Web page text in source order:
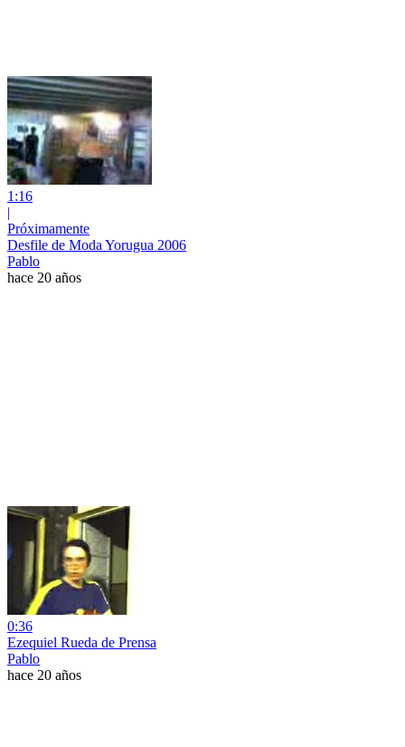
1:16
|
Próximamente
Desfile de Moda Yorugua 2006
Pablo
hace 20 años
0:36
Ezequiel Rueda de Prensa
Pablo
hace 20 años